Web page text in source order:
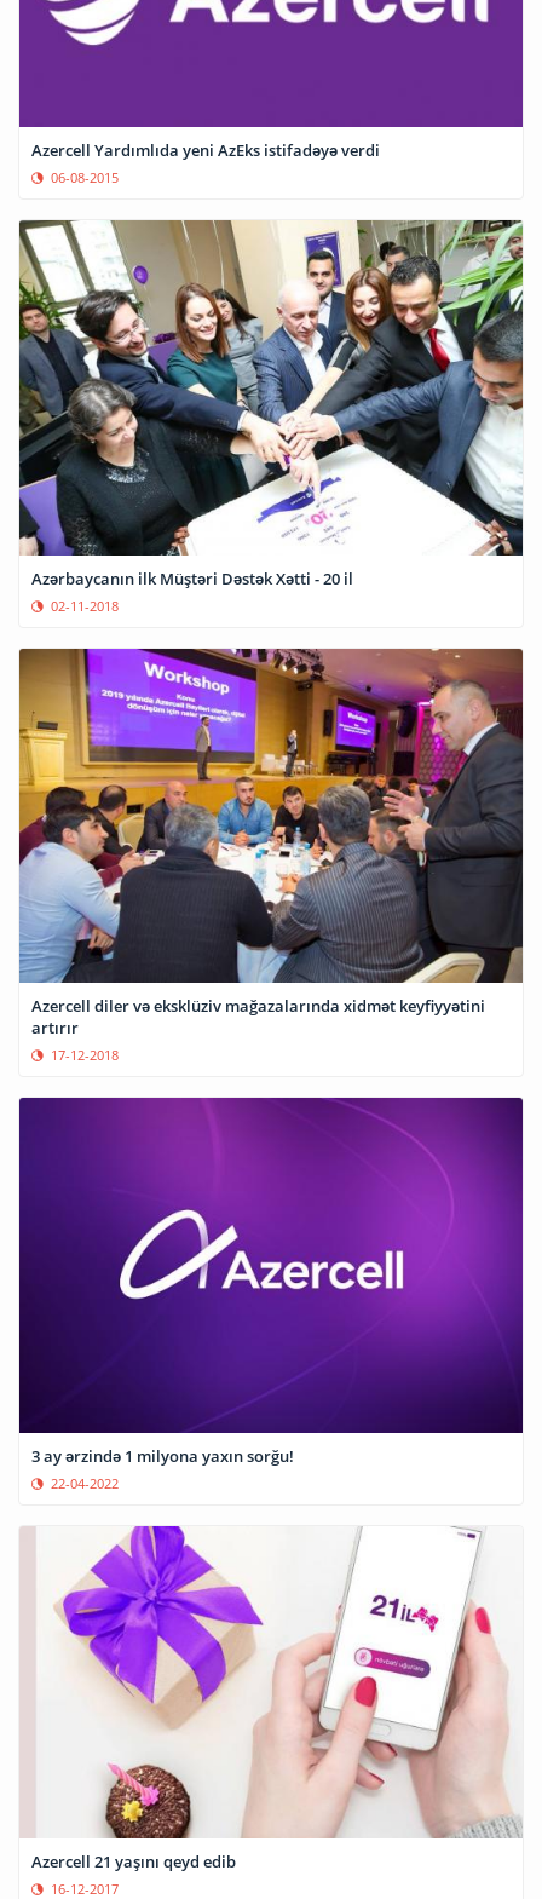
Azercell Yardımlıda yeni AzEks istifadəyə verdi
06-08-2015
Azərbaycanın ilk Müştəri Dəstək Xətti - 20 il
02-11-2018
Azercell diler və eksklüziv mağazalarında xidmət keyfiyyətini
artırır
17-12-2018
3 ay ərzində 1 milyona yaxın sorğu!
22-04-2022
Azercell 21 yaşını qeyd edib
16-12-2017